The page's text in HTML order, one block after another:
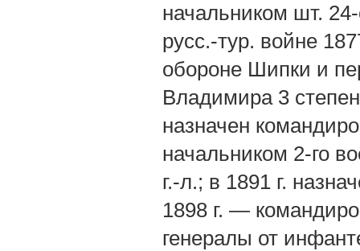
начальником шт.
русс.-тур. войне
обороне Шипки и
Владимира 3
назначен
начальником 2-го
г.-л.; в 1891 г.
1898 г. —
генералы от